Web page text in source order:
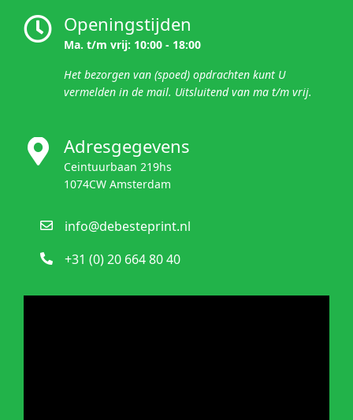
Openingstijden
Ma. t/m vrij: 10:00 - 18:00
Het bezorgen van (spoed) opdrachten kunt U
vermelden in de mail. Uitsluitend van ma t/m vrij.
Adresgegevens
Ceintuurbaan 219hs
1074CW Amsterdam
info@debesteprint.nl
+31 (0) 20 664 80 40